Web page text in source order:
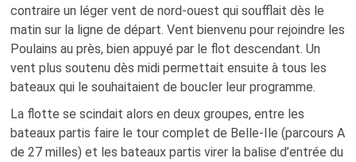
contraire un léger vent de nord-ouest qui soufflait dès le
matin sur la ligne de départ. Vent bienvenu pour rejoindre les
Poulains au près, bien appuyé par le flot descendant. Un
vent plus soutenu dès midi permettait ensuite à tous les
bateaux qui le souhaitaient de boucler leur programme.
La flotte se scindait alors en deux groupes, entre les
bateaux partis faire le tour complet de Belle-Ile (parcours A
de 27 milles) et les bateaux partis virer la balise d’entrée du